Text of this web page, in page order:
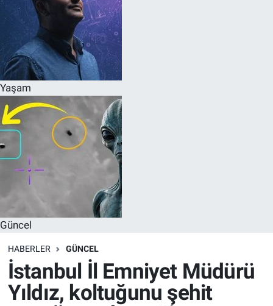
Yaşam
Güncel
HABERLER GÜNCEL
İstanbul İl Emniyet Müdürü
Yıldız, koltuğunu şehit